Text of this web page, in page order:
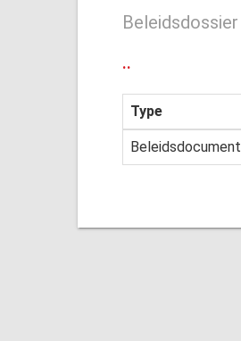
Beleidsdossier
..
Type
Beleidsdocument